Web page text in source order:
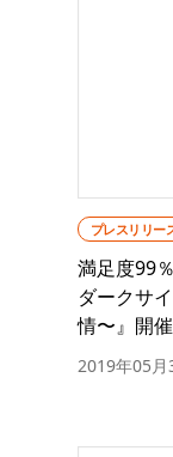
プレスリリー
満足度99
ダークサ
情〜』開催
2019年05月